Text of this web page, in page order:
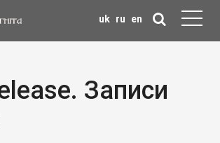
uk ru en
Записи